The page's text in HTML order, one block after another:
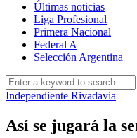
Últimas noticias
Liga Profesional
Primera Nacional
Federal A
Selección Argentina
Independiente Rivadavia
Así se jugará la